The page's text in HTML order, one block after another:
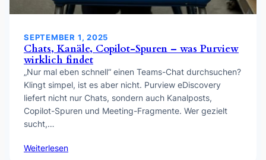
SEPTEMBER 1, 2025
Chats, Kanäle, Copilot-Spuren – was Purview
wirklich findet
„Nur mal eben schnell“ einen Teams-Chat durchsuchen?
Klingt simpel, ist es aber nicht. Purview eDiscovery
liefert nicht nur Chats, sondern auch Kanalposts,
Copilot-Spuren und Meeting-Fragmente. Wer gezielt
sucht,…
Weiterlesen